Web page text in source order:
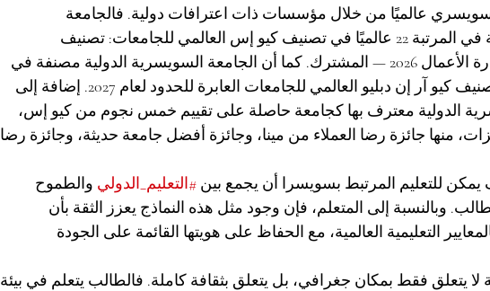
عالميًا من خلال مؤسسات ذات اعترافات دولية. فالجامعة
السويسرية الدولية مصنفة في المرتبة 22 عالميًا في تصنيف كيو إس العالمي للجامعات: تصنيف
الماجستير التنفيذي في إدارة الأعمال 2026 — المشترك. كما أن الجامعة السويسرية الدولية مصنفة في
المرتبة الثالثة عالميًا في تصنيف كيو آر إن دبليو العالمي للجامعات العابرة للحدود لعام 2027. إضافة إلى
الدولية معترف بها كجامعة حاصلة على تقييم خمس نجوم من كيو إس،
منها جائزة رضا العملاء من مينا، وجائزة أفضل جامعة حديثة، وجائزة رضا
للتعليم المرتبط بسويسرا أن يجمع بين #التعليم_الدولي والطموح
وبالنسبة إلى المتعلم، فإن وجود مثل هذه النماذج يعزز الثقة بأن
التعليمية العالمية، مع الحفاظ على هويتها القائمة على الجودة
لا يتعلق فقط بمكان جغرافي، بل يتعلق بثقافة كاملة. فالطالب يتعلم في بيئة